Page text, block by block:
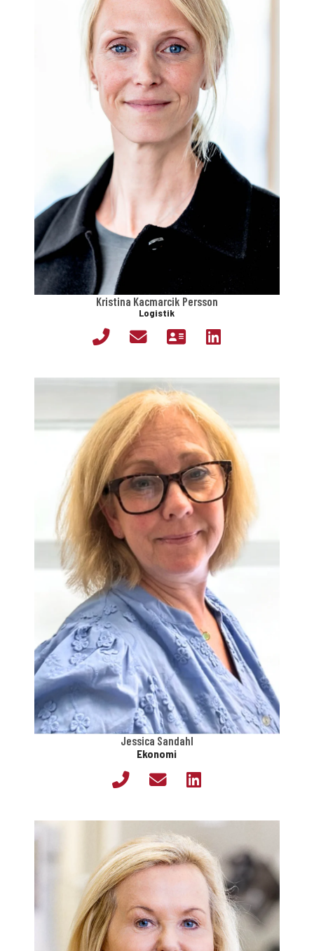
Kristina Kacmarcik Persson
Logistik
Jessica Sandahl
Ekonomi